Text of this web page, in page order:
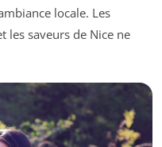
locale. Les
les saveurs de Nice ne